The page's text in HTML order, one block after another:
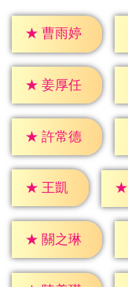
★ 曹雨婷
★ 姜厚任
★ 許常德
★ 王凱 ★
★ 關之琳